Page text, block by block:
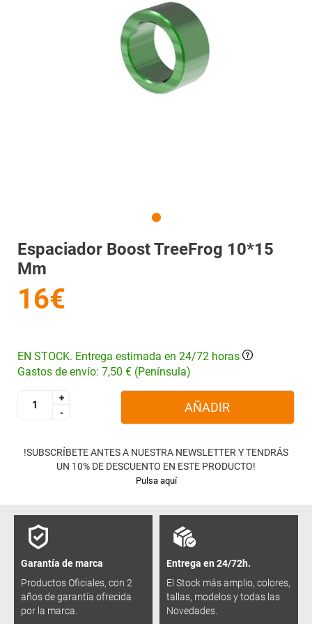
Espaciador Boost TreeFrog 10*15
Mm
16€
EN STOCK. Entrega estimada en 24/72 horas
Gastos de envío: 7,50 € (Península)
+
-
+
-
AÑADIR
!SUBSCRÍBETE ANTES A NUESTRA NEWSLETTER Y TENDRÁS
UN 10% DE DESCUENTO EN ESTE PRODUCTO!
Pulsa aquí
Garantía de marca
Productos Oficiales, con 2
años de garantía ofrecida
por la marca.
Entrega en 24/72h.
El Stock más amplio, colores,
tallas, modelos y todas las
Novedades.